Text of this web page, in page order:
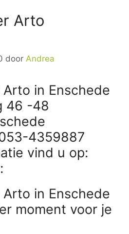
Arto
door Andrea
in Enschede
46 -48
4359887
vind u op:
in Enschede
moment voor je